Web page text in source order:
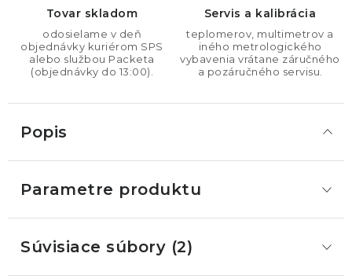
Tovar skladom
odosielame v deň
objednávky kuriérom SPS
alebo službou Packeta
(objednávky do 13:00).
Servis a kalibrácia
teplomerov, multimetrov a
iného metrologického
vybavenia vrátane záručného
a pozáručného servisu.
Popis
Parametre produktu
Súvisiace súbory (2)